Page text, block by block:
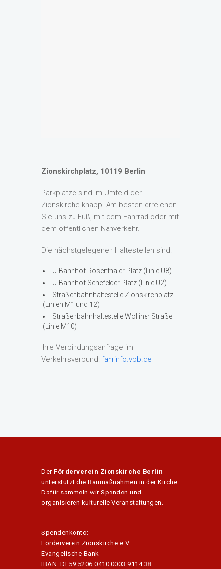
Zionskirchplatz, 10119 Berlin
Parkplätze sind im Umfeld der
Zionskirche knapp. Am besten erreichen
Sie uns zu Fuß, mit dem Fahrrad oder mit
dem öffentlichen Nahverkehr.
Die nächstgelegenen Haltestellen sind:
U-Bahnhof Rosenthaler Platz (Linie U8)
U-Bahnhof Senefelder Platz (Linie U2)
Straßenbahnhaltestelle Zionskirchplatz
(Linien M1 und 12)
Straßenbahnhaltestelle Wolliner Straße
(Linie M10)
Ihre Verbindungsanfrage im
Verkehrsverbund: fahrinfo.vbb.de
Der Förderverein Zionskirche Berlin
unterstützt die Baumaßnahmen in der Kirche.
Dafür sammeln wir Spenden und
organisieren kulturelle Veranstaltungen.
Spendenkonto:
Förderverein Zionskirche e.V.
Evangelische Bank
IBAN: DE59 5206 0410 0003 9114 38